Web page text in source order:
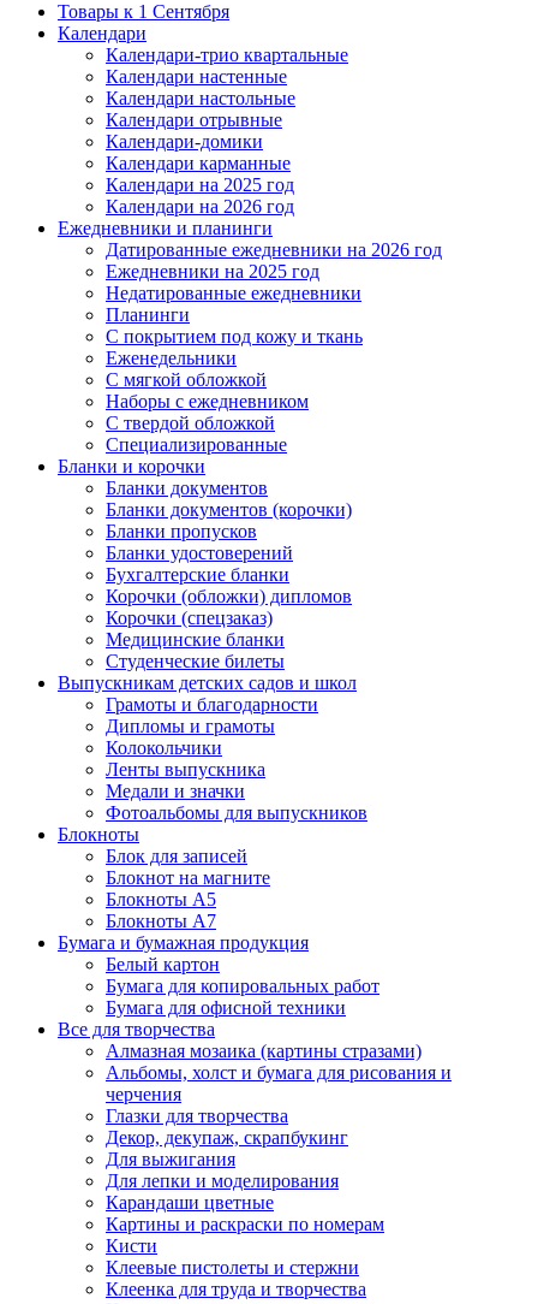
Товары к 1 Сентября
Календари
Календари-трио квартальные
Календари настенные
Календари настольные
Календари отрывные
Календари-домики
Календари карманные
Календари на 2025 год
Календари на 2026 год
Ежедневники и планинги
Датированные ежедневники на 2026 год
Ежедневники на 2025 год
Недатированные ежедневники
Планинги
С покрытием под кожу и ткань
Еженедельники
С мягкой обложкой
Наборы с ежедневником
С твердой обложкой
Специализированные
Бланки и корочки
Бланки документов
Бланки документов (корочки)
Бланки пропусков
Бланки удостоверений
Бухгалтерские бланки
Корочки (обложки) дипломов
Корочки (спецзаказ)
Медицинские бланки
Студенческие билеты
Выпускникам детских садов и школ
Грамоты и благодарности
Дипломы и грамоты
Колокольчики
Ленты выпускника
Медали и значки
Фотоальбомы для выпускников
Блокноты
Блок для записей
Блокнот на магните
Блокноты А5
Блокноты А7
Бумага и бумажная продукция
Белый картон
Бумага для копировальных работ
Бумага для офисной техники
Все для творчества
Алмазная мозаика (картины стразами)
Альбомы, холст и бумага для рисования и
черчения
Глазки для творчества
Декор, декупаж, скрапбукинг
Для выжигания
Для лепки и моделирования
Карандаши цветные
Картины и раскраски по номерам
Кисти
Клеевые пистолеты и стержни
Клеенка для труда и творчества